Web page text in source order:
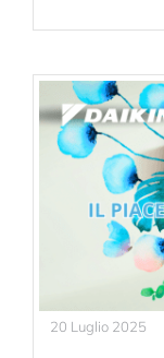
20 Luglio 2025